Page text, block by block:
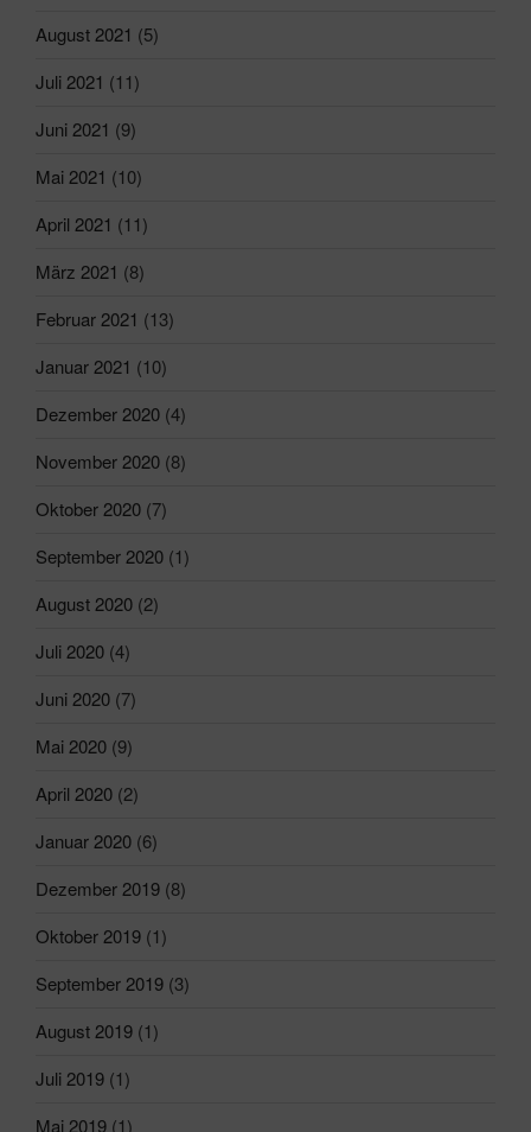
August 2021 (5)
Juli 2021 (11)
Juni 2021 (9)
Mai 2021 (10)
April 2021 (11)
März 2021 (8)
Februar 2021 (13)
Januar 2021 (10)
Dezember 2020 (4)
November 2020 (8)
Oktober 2020 (7)
September 2020 (1)
August 2020 (2)
Juli 2020 (4)
Juni 2020 (7)
Mai 2020 (9)
April 2020 (2)
Januar 2020 (6)
Dezember 2019 (8)
Oktober 2019 (1)
September 2019 (3)
August 2019 (1)
Juli 2019 (1)
Mai 2019 (1)